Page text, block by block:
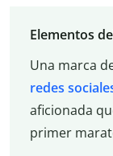
Elementos
Una marca
redes
aficionada
primer